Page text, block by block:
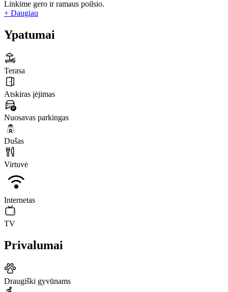
Linkime gero ir ramaus poilsio.
+ Daugiau
Ypatumai
Terasa
Atskiras įėjimas
Nuosavas parkingas
Dušas
Virtuvė
Internetas
TV
Privalumai
Draugiški gyvūnams